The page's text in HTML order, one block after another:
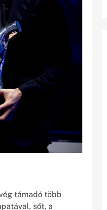
támadó több
sőt, a